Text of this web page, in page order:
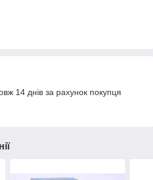
14 днів за рахунок покупця